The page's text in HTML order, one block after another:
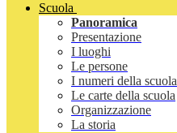
Scuola
Panoramica
Presentazione
I luoghi
Le persone
I numeri della scuola
Le carte della scuola
Organizzazione
La storia